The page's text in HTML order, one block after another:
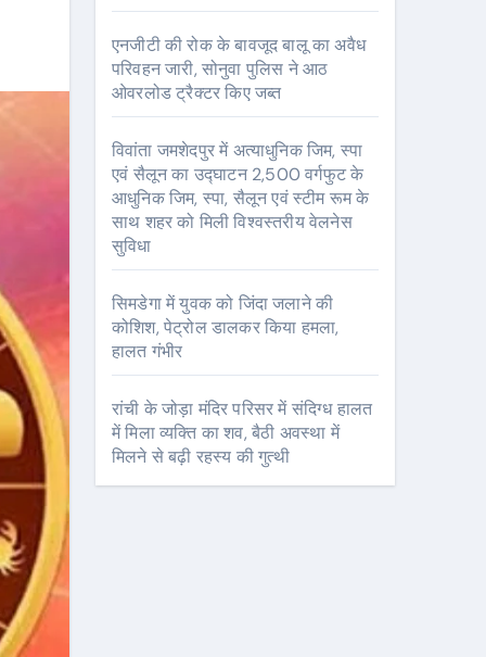
एनजीटी की रोक के बावजूद बालू का अवैध
परिवहन जारी, सोनुवा पुलिस ने आठ
ओवरलोड ट्रैक्टर किए जब्त
विवांता जमशेदपुर में अत्याधुनिक जिम, स्पा
एवं सैलून का उद्घाटन 2,500 वर्गफुट के
आधुनिक जिम, स्पा, सैलून एवं स्टीम रूम के
साथ शहर को मिली विश्वस्तरीय वेलनेस
सुविधा
सिमडेगा में युवक को जिंदा जलाने की
कोशिश, पेट्रोल डालकर किया हमला,
हालत गंभीर
रांची के जोड़ा मंदिर परिसर में संदिग्ध हालत
में मिला व्यक्ति का शव, बैठी अवस्था में
मिलने से बढ़ी रहस्य की गुत्थी